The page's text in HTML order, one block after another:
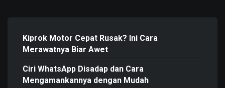
Kiprok Motor Cepat Rusak? Ini Cara
Merawatnya Biar Awet
Ciri WhatsApp Disadap dan Cara
Mengamankannya dengan Mudah